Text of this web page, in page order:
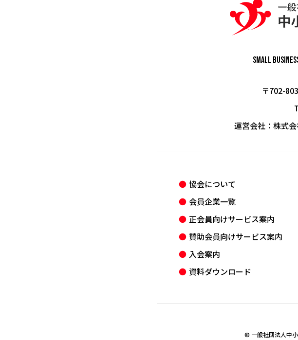
Small
〒702-
運営会社： 株式
協会について
会員企業一覧
正会員向けサービス案内
賛助会員向けサービス案内
入会案内
資料ダウンロード
© 一般社団法人中